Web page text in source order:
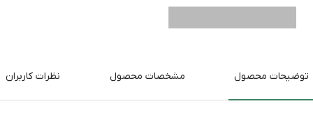
توضیحات محصول مشخصات محصول نظرات کاربران